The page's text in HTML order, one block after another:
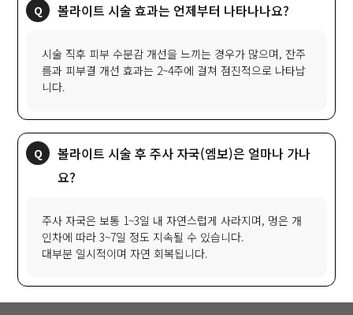
볼라이트 시술 효과는 언제부터 나타나나요?
시술 직후 피부 수분감 개선을 느끼는 경우가 많으며, 잔주
름과 피부결 개선 효과는 2~4주에 걸쳐 점진적으로 나타납
니다.
볼라이트 시술 후 주사 자국(엠보)은 얼마나 가나
요?
주사 자국은 보통 1~3일 내 자연스럽게 사라지며, 멍은 개
인차에 따라 3~7일 정도 지속될 수 있습니다.
대부분 일시적이며 자연 회복됩니다.